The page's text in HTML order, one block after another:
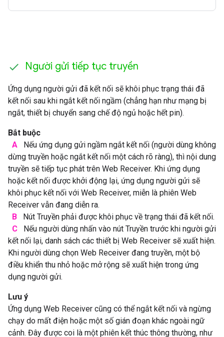
Người gửi tiếp tục truyền
Ứng dụng người gửi đã kết nối sẽ khôi phục trạng thái đã
kết nối sau khi ngắt kết nối ngầm (chẳng hạn như mạng bị
ngắt, thiết bị chuyển sang chế độ ngủ hoặc hết pin).
Bắt buộc
A
Nếu ứng dụng gửi ngầm ngắt kết nối (người dùng không
dừng truyền hoặc ngắt kết nối một cách rõ ràng), thì nội dung
truyền sẽ tiếp tục phát trên Web Receiver. Khi ứng dụng
hoặc kết nối được khởi động lại, ứng dụng người gửi sẽ
khôi phục kết nối với Web Receiver, miễn là phiên Web
Receiver vẫn đang diễn ra.
B
Nút Truyền phải được khôi phục về trạng thái đã kết nối.
C
Nếu người dùng nhấn vào nút Truyền trước khi người gửi
kết nối lại, danh sách các thiết bị Web Receiver sẽ xuất hiện.
Khi người dùng chọn Web Receiver đang truyền, một bộ
điều khiển thu nhỏ hoặc mở rộng sẽ xuất hiện trong ứng
dụng người gửi.
Lưu ý
Ứng dụng Web Receiver cũng có thể ngắt kết nối và ngừng
chạy do mất điện hoặc một số gián đoạn khác ngoài ngữ
cảnh. Đây được coi là một phiên kết thúc thông thường, như